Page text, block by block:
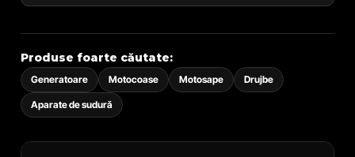
Produse foarte căutate:
Generatoare Motocoase Motosape Drujbe
Aparate de sudură